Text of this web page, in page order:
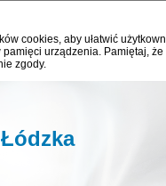
cookies, aby ułatwić
urządzenia. Pamiętaj,
zgody.